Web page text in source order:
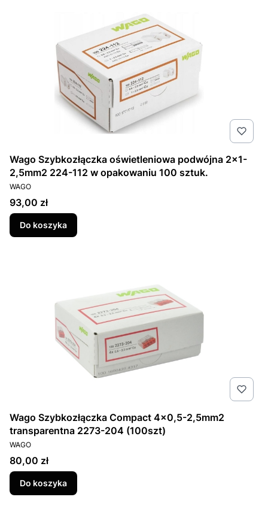
Wago Szybkozłączka oświetleniowa podwójna 2x1-
2,5mm2 224-112 w opakowaniu 100 sztuk.
PRODUCENT
WAGO
Cena
93,00 zł
Do koszyka
Wago Szybkozłączka Compact 4x0,5-2,5mm2
transparentna 2273-204 (100szt)
PRODUCENT
WAGO
Cena
80,00 zł
Do koszyka